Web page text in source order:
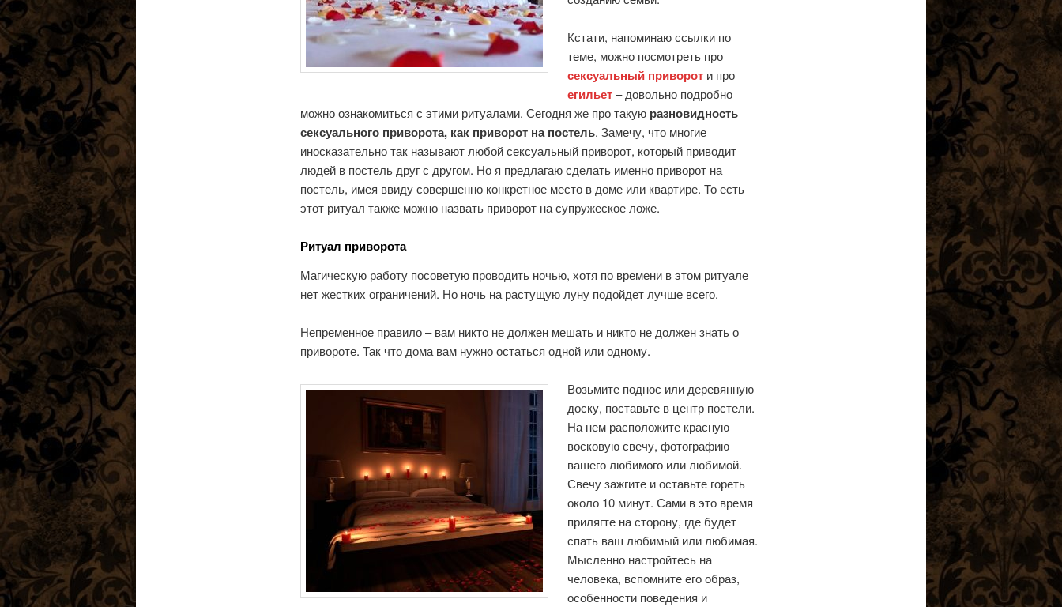
Кстати, напоминаю ссылки по
теме, можно посмотреть про
сексуальный приворот и про
егильет– довольно подробно
можно ознакомиться с этими ритуалами. Сегодня же про такую разновидность
сексуального приворота, как приворот на постель. Замечу, что многие
иносказательно так называют любой сексуальный приворот, который приводит
людей в постель друг с другом. Но я предлагаю сделать именно приворот на
постель, имея ввиду совершенно конкретное место в доме или квартире. То есть
этот ритуал также можно назвать приворот на супружеское ложе.
Ритуал приворота
Магическую работу посоветую проводить ночью, хотя по времени в этом ритуале
нет жестких ограничений. Но ночь на растущую луну подойдет лучше всего.
Непременное правило – вам никто не должен мешать и никто не должен знать о
привороте. Так что дома вам нужно остаться одной или одному.
Возьмите поднос или деревянную
доску, поставьте в центр постели.
На нем расположите красную
восковую свечу, фотографию
вашего любимого или любимой.
Свечу зажгите и оставьте гореть
около 10 минут. Сами в это время
прилягте на сторону, где будет
спать ваш любимый или любимая.
Мысленно настройтесь на
человека, вспомните его образ,
особенности поведения и